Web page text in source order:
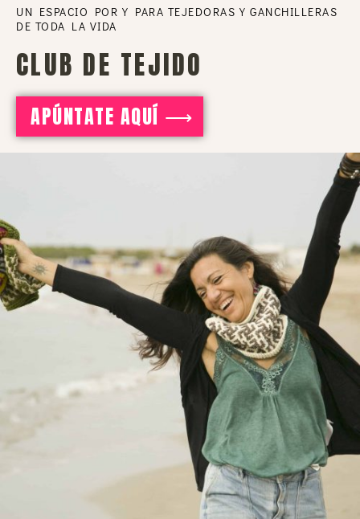
UN ESPACIO POR Y PARA TEJEDORAS Y GANCHILLERAS
DE TODA LA VIDA
CLUB DE TEJIDO
APÚNTATE AQUÍ ⟶